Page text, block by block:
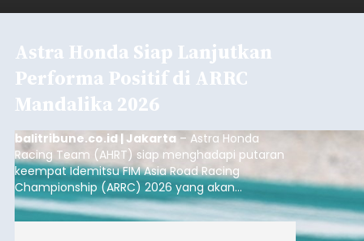
Astra Honda Siap Lanjutkan
Performa Positif di ARRC
Mandalika 2026
balitribune.co.id | Jakarta – Astra Honda
Racing Team (AHRT) siap menghadapi putaran
keempat Idemitsu FIM Asia Road Racing
Championship (ARRC) 2026 yang akan
berlangsung di Pertamina Mandalika
International Circuit, Lombok, Nusa Tenggara